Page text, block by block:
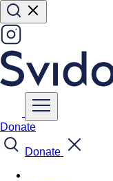
Donate
Donate